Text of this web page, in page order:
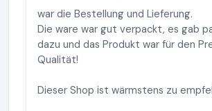
war die Bestellung und Lieferung.
Die ware war gut verpackt, es gab
dazu und das Produkt war für den
Qualität!
Dieser Shop ist wärmstens zu